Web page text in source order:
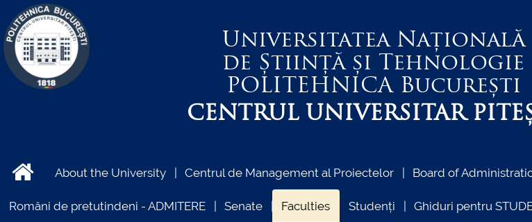
Universitatea Națională
de Știință și Tehnologie
POLITEHNICABucurești
CENTRUL UNIVERSITAR
About the University Centrul de Management al Proiectelor Board of
Români de pretutindeni - ADMITERE Senate Faculties Studenți Ghiduri pentru